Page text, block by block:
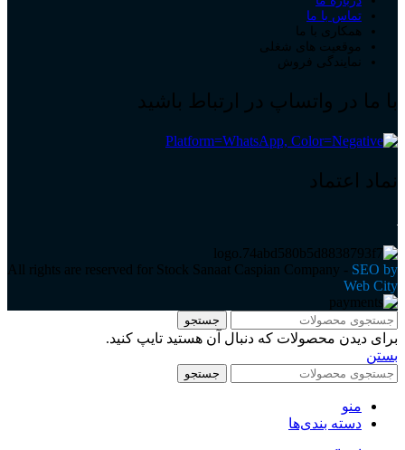
تماس با ما
همکاری با ما
موقعیت های شغلی
نمایندگی فروش
با ما در واتساپ در ارتباط باشید
نماد اعتماد
All rights are reserved for Stock Sanaat Caspian Company - SEO by
Web City
جستجو
برای دیدن محصولات که دنبال آن هستید تایپ کنید.
بستن
جستجو
منو
دسته بندی‌ها